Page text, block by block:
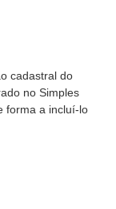
cadastral do
no Simples
forma a incluí-lo